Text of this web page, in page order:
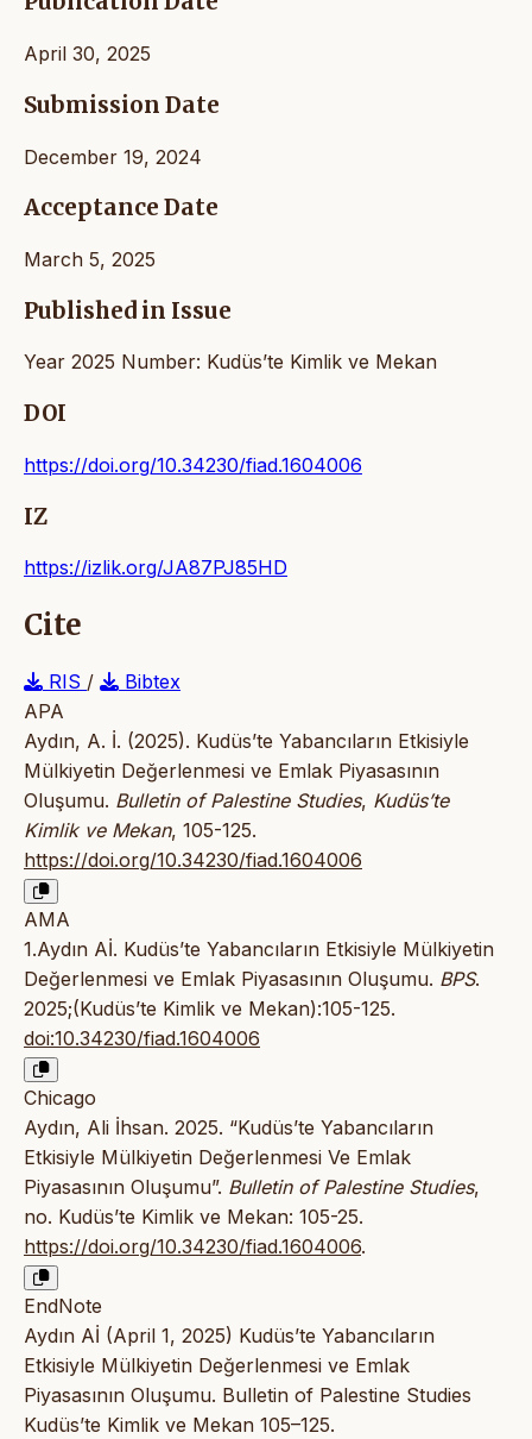
April 30, 2025
Submission Date
December 19, 2024
Acceptance Date
March 5, 2025
Published in Issue
Year 2025 Number: Kudüs’te Kimlik ve Mekan
DOI
https://doi.org/10.34230/fiad.1604006
IZ
https://izlik.org/JA87PJ85HD
Cite
RIS /
Bibtex
APA
Aydın, A. İ. (2025). Kudüs’te Yabancıların Etkisiyle
Mülkiyetin Değerlenmesi ve Emlak Piyasasının
Oluşumu. Bulletin of Palestine Studies, Kudüs’te
Kimlik ve Mekan, 105-125.
https://doi.org/10.34230/fiad.1604006
AMA
1.Aydın Aİ. Kudüs’te Yabancıların Etkisiyle Mülkiyetin
Değerlenmesi ve Emlak Piyasasının Oluşumu. BPS.
2025;(Kudüs’te Kimlik ve Mekan):105-125.
doi:10.34230/fiad.1604006
Chicago
Aydın, Ali İhsan. 2025. “Kudüs’te Yabancıların
Etkisiyle Mülkiyetin Değerlenmesi Ve Emlak
Piyasasının Oluşumu”. Bulletin of Palestine Studies,
no. Kudüs’te Kimlik ve Mekan: 105-25.
https://doi.org/10.34230/fiad.1604006.
EndNote
Aydın Aİ (April 1, 2025) Kudüs’te Yabancıların
Etkisiyle Mülkiyetin Değerlenmesi ve Emlak
Piyasasının Oluşumu. Bulletin of Palestine Studies
Kudüs’te Kimlik ve Mekan 105–125.